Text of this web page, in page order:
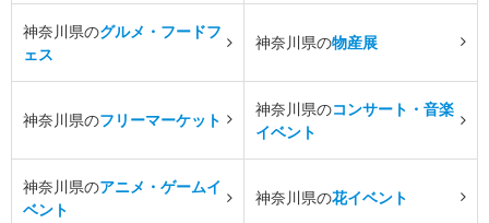
神奈川県のグルメ・フードフ
ェス
神奈川県の物産展
神奈川県のフリーマーケット
神奈川県のコンサート・音楽
イベント
神奈川県のアニメ・ゲームイ
ベント
神奈川県の花イベント